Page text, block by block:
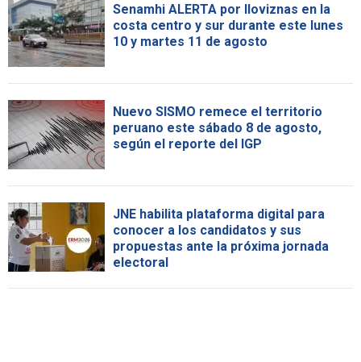
Senamhi ALERTA por lloviznas en la
costa centro y sur durante este lunes
10 y martes 11 de agosto
Nuevo SISMO remece el territorio
peruano este sábado 8 de agosto,
según el reporte del IGP
JNE habilita plataforma digital para
conocer a los candidatos y sus
propuestas ante la próxima jornada
electoral